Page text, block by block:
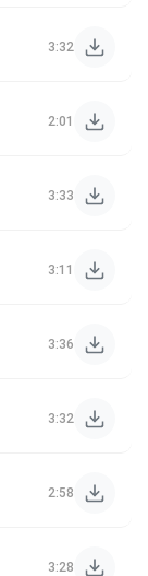
3:32
2:01
3:33
3:11
3:36
3:32
2:58
3:28